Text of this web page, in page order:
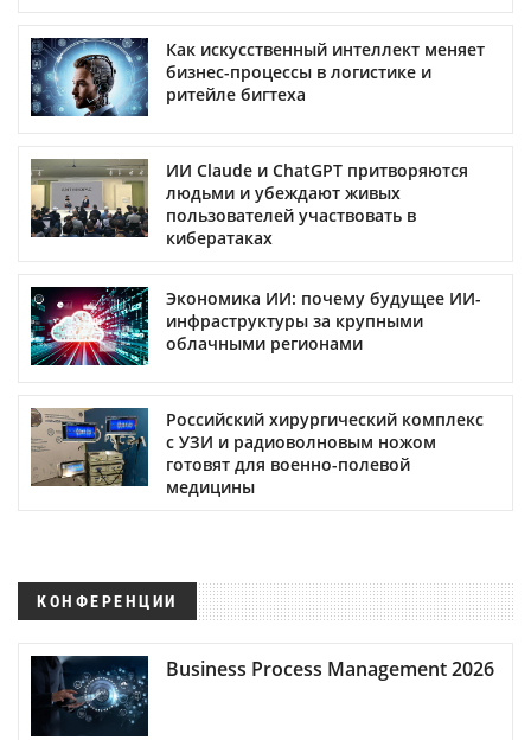
Как искусственный интеллект меняет
бизнес-процессы в логистике и
ритейле бигтеха
ИИ Claude и ChatGPT притворяются
людьми и убеждают живых
пользователей участвовать в
кибератаках
Экономика ИИ: почему будущее ИИ-
инфраструктуры за крупными
облачными регионами
Российский хирургический комплекс
с УЗИ и радиоволновым ножом
готовят для военно-полевой
медицины
КОНФЕРЕНЦИИ
Business Process Management 2026